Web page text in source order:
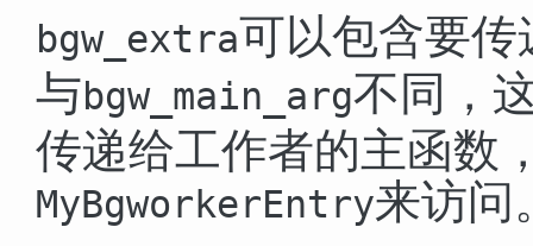
bgw_extra可以包含要
与bgw_main_arg不同，
传递给工作者的主函数
MyBgworkerEntry来访问